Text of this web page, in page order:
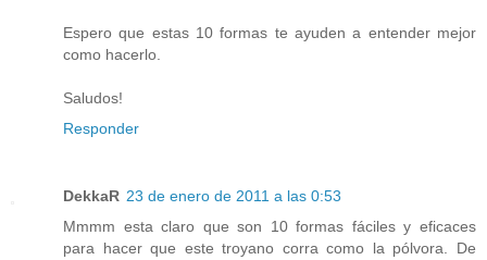
Espero que estas 10 formas te ayuden a entender mejor
como hacerlo.
Saludos!
Responder
DekkaR 23 de enero de 2011 a las 0:53
Mmmm esta claro que son 10 formas fáciles y eficaces
para hacer que este troyano corra como la pólvora. De